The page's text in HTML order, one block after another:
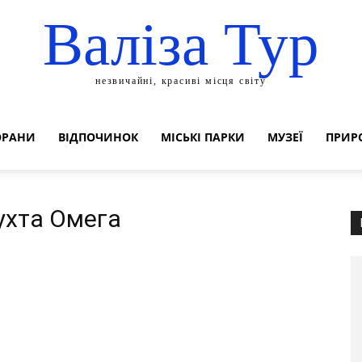
Валіза Тур
незвичайні, красиві місця світу
ВІДПОЧИНОК МІСЬКІ ПАРКИ МУЗЕЇ
Омега